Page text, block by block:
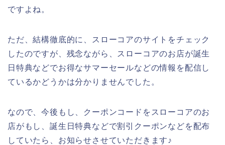
ですよね。
ただ、結構徹底的に、スローコアのサイトをチェック
したのですが、残念ながら、スローコアのお店が誕生
日特典などでお得なサマーセールなどの情報を配信し
ているかどうかは分かりませんでした。
なので、今後もし、クーポンコードをスローコアのお
店がもし、誕生日特典などで割引クーポンなどを配布
していたら、お知らせさせていただきます♪